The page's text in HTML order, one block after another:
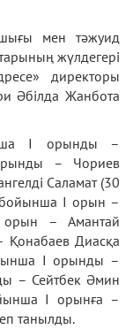
мен тәжуид
жүлдегері
директоры
Әбілда Жанбота
І орынды –
– Чориев
Саламат (30
І орын –
– Амантай
Қонабаев Диасқа
І орынды –
– Сейтбек Әмин
І орынға –
танылды.